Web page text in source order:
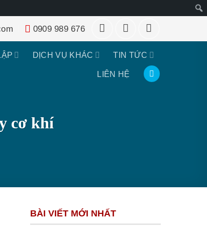
kiếm
0909 989 676
DỊCH VỤ KHÁC TIN TỨC
LIÊN HỆ
cơ khí
BÀI VIẾT MỚI NHẤT